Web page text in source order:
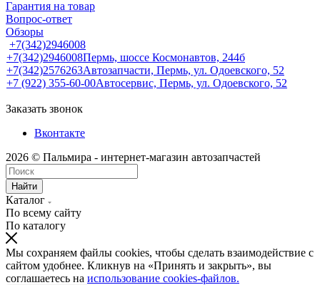
Гарантия на товар
Вопрос-ответ
Обзоры
+7(342)2946008
+7(342)2946008Пермь, шоссе Космонавтов, 244б
+7(342)2576263Автозапчасти, Пермь, ул. Одоевского, 52
+7 (922) 355-60-00Автосервис, Пермь, ул. Одоевского, 52
Заказать звонок
Вконтакте
2026 © Пальмира - интернет-магазин автозапчастей
Найти
Каталог
По всему сайту
По каталогу
Мы сохраняем файлы cookies, чтобы сделать взаимодействие с
сайтом удобнее. Кликнув на «Принять и закрыть», вы
соглашаетесь на использование cookies-файлов.